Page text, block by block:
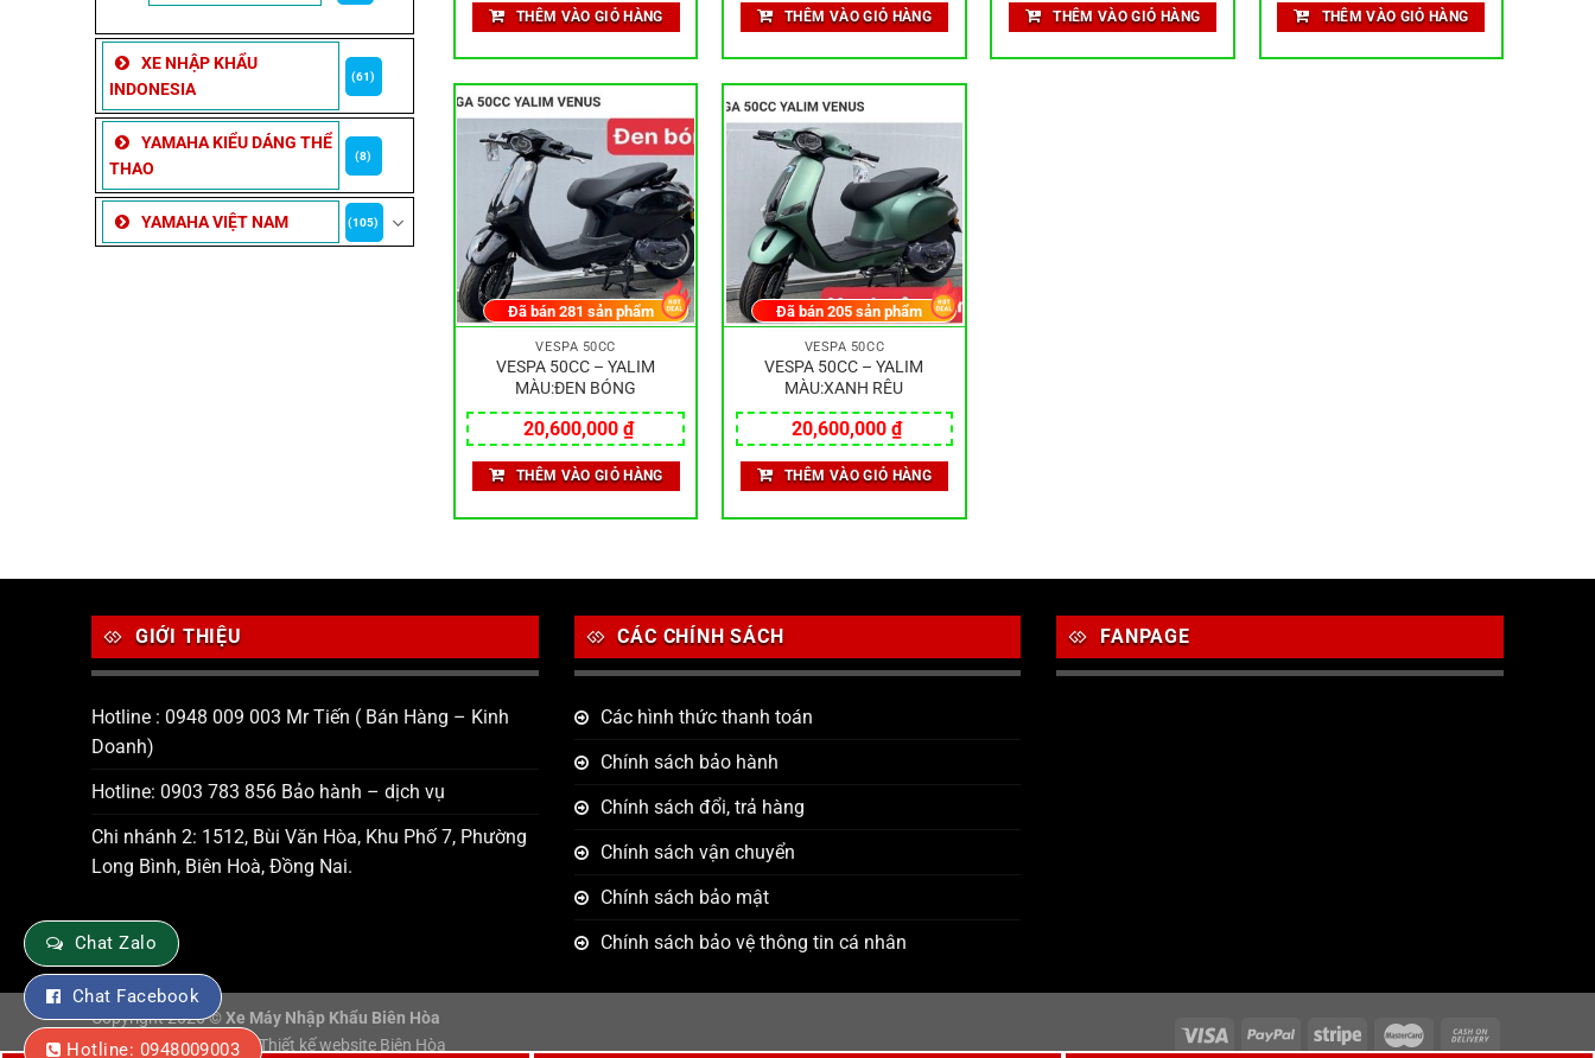
XE NHẬP KHẨU
INDONESIA
(61)
YAMAHA KIỂU DÁNG THỂ
THAO
(8)
YAMAHA VIỆT NAM (105)
THÊM VÀO GIỎ HÀNG THÊM VÀO GIỎ HÀNG THÊM VÀO GIỎ HÀNG THÊM VÀO GIỎ HÀNG
VESPA 50CC
VESPA 50CC – YALIM
MÀU:ĐEN BÓNG
20,600,000₫
Đã bán 281 sản phẩm
THÊM VÀO GIỎ HÀNG
VESPA 50CC
VESPA 50CC – YALIM
MÀU:XANH RÊU
20,600,000₫
Đã bán205 sản phẩm
THÊM VÀO GIỎ HÀNG
GIỚI THIỆU
Hotline : 0948 009 003 Mr Tiến ( Bán Hàng – Kinh
Doanh)
Hotline: 0903 783 856 Bảo hành – dịch vụ
Chi nhánh 2: 1512, Bùi Văn Hòa, Khu Phố 7, Phường
Long Bình, Biên Hoà, Đồng Nai.
CÁC CHÍNH SÁCH
Các hình thức thanh toán
Chính sách bảo hành
Chính sách đổi, trả hàng
Chính sách vận chuyển
Chính sách bảo mật
Chính sách bảo vệ thông tin cá nhân
FANPAGE
Copyright 2026 © Xe Máy Nhập Khẩu Biên Hòa
Tư vấn và thiết kế webThiết kế website Biên Hòa
Chat Zalo
Chat Facebook
Hotline: 0948009003